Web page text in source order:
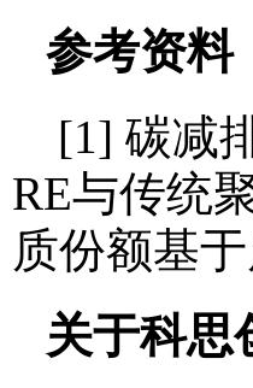
参考资料
[1] 碳减
RE与传统
质份额基
关于科思